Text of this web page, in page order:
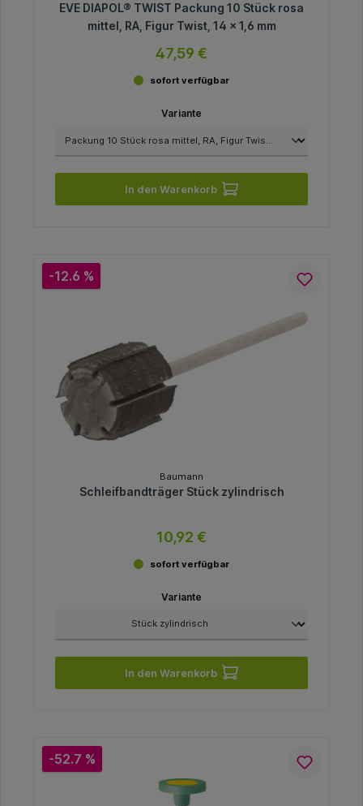
EVE DIAPOL® TWIST Packung 10 Stück rosa
mittel, RA, Figur Twist, 14 x 1,6 mm
47,59 €
sofort verfügbar
Variante
In den Warenkorb
-12.6 %
Baumann
Schleifbandträger Stück zylindrisch
10,92 €
sofort verfügbar
Variante
In den Warenkorb
-52.7 %